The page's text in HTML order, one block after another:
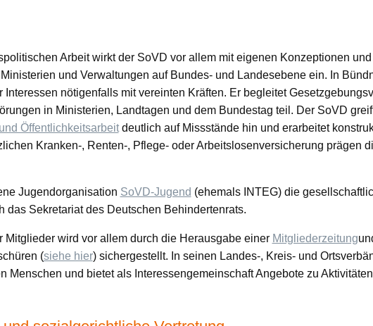
Arbeit wirkt der SoVD vor allem mit eigenen Konzeptionen
und Verwaltungen auf Bundes- und Landesebene ein. In
nötigenfalls mit vereinten Kräften. Er begleitet
in Ministerien, Landtagen und dem Bundestag teil. Der SoVD
Öffentlichkeitsarbeitdeutlich auf Missstände hin und erarbeitet
Kranken-, Renten-, Pflege- oder Arbeitslosenversicherung prägen
Jugendorganisation SoVD-Jugend (ehemals INTEG) die
das Sekretariat des Deutschen Behindertenrats.
wird vor allem durch die Herausgabe einer Mitgliederzeitung
(siehe hier) sichergestellt. In seinen Landes-, Kreis- und
Menschen und bietet als Interessengemeinschaft Angebote zu